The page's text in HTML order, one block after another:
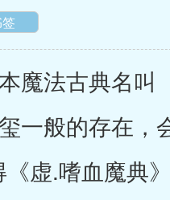
法古典名叫
一般的存在，
虚.嗜血魔典》